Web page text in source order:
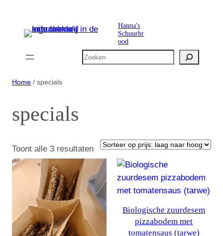
Hanna's
Schuurbr
ood
Zoeken
Home / specials
specials
Toont alle 3 resultatenGesorteerd
op
prijs:
laag
naar
hoog
Biologische zuurdesem
pizzabodem met
tomatensaus (tarwe)